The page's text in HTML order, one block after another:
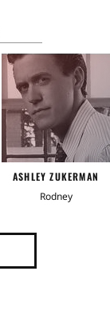
ASHLEY ZUKERMAN
Rodney